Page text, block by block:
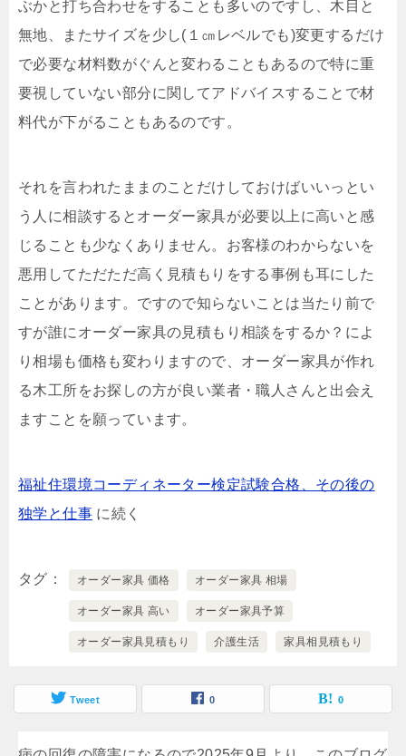
ぶかと打ち合わせをすることも多いのですし、木目と
無地、またサイズを少し(１㎝レベルでも)変更するだけ
で必要な材料数がぐんと変わることもあるので特に重
要視していない部分に関してアドバイスすることで材
料代が下がることもあるのです。
それを言われたままのことだけしておけばいいっとい
う人に相談するとオーダー家具が必要以上に高いと感
じることも少なくありません。お客様のわからないを
悪用してただただ高く見積もりをする事例も耳にした
ことがあります。ですので知らないことは当たり前で
すが誰にオーダー家具の見積もり相談をするか？によ
り相場も価格も変わりますので、オーダー家具が作れ
る木工所をお探しの方が良い業者・職人さんと出会え
ますことを願っています。
福祉住環境コーディネーター検定試験合格、その後の
独学と仕事 に続く
タグ オーダー家具 価格 オーダー家具 相場
オーダー家具 高い オーダー家具予算
オーダー家具見積もり 介護生活 家具相見積もり
Tweet 0 0